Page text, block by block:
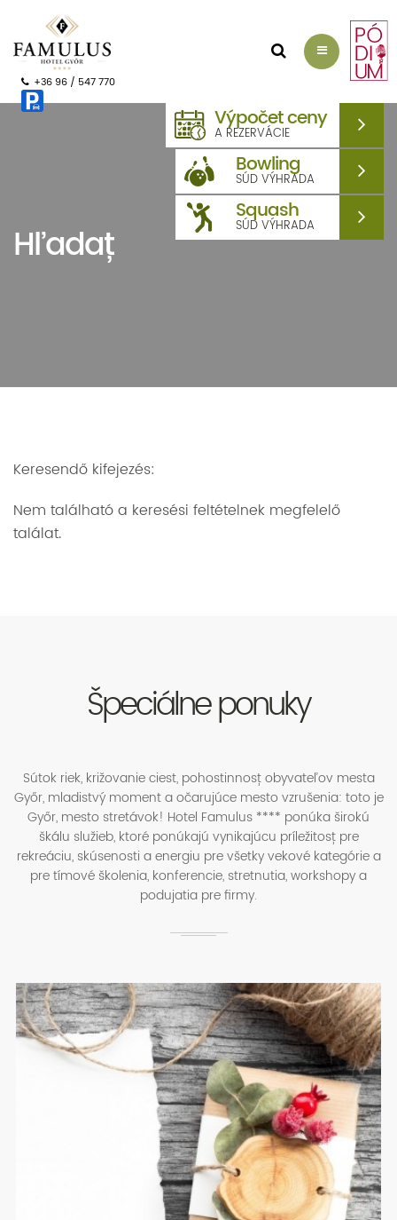
+36 96 / 547 770
Hľadať
Výpočet ceny
A REZERVÁCIE
Bowling
SÚD VÝHRADA
Squash
SÚD VÝHRADA
Keresendő kifejezés:
Nem található a keresési feltételnek megfelelő
találat.
Špeciálne ponuky
Sútok riek, križovanie ciest, pohostinnosť obyvateľov mesta
Győr, mladistvý moment a očarujúce mesto vzrušenia: toto je
Győr, mesto stretávok! Hotel Famulus **** ponúka širokú
škálu služieb, ktoré ponúkajú vynikajúcu príležitosť pre
rekreáciu, skúsenosti a energiu pre všetky vekové kategórie a
pre tímové školenia, konferencie, stretnutia, workshopy a
podujatia pre firmy.